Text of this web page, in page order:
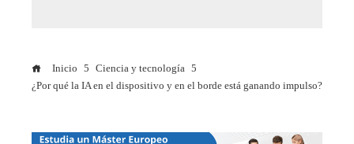
Inicio
Ciencia y tecnología
¿Por qué la IA en el dispositivo y en el borde está ganando impulso?